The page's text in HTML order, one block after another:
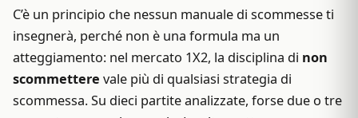
C’è un principio che nessun manuale di scommesse ti
insegnerà, perché non è una formula ma un
atteggiamento: nel mercato 1X2, la disciplina di non
scommettere vale più di qualsiasi strategia di
scommessa. Su dieci partite analizzate, forse due o tre